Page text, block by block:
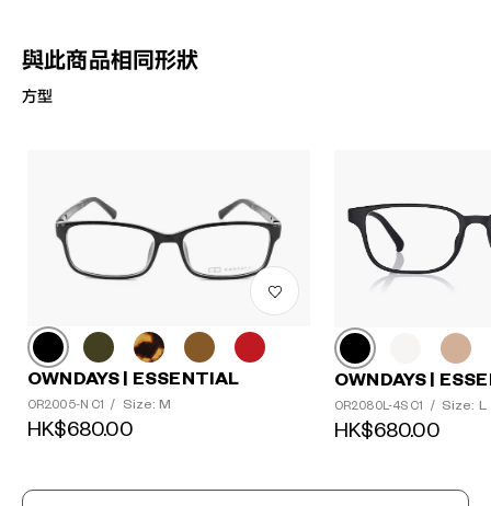
與此商品相同形狀
方型
OWNDAYS | ESSENTIAL
OR2005-N C1 / Size: M
HK$680.00
OWNDAYS |
OR2080L-4S C1 / Size: L
HK$680.00